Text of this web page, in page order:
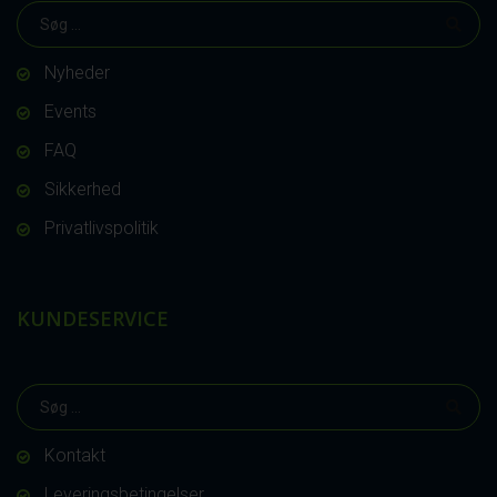
Nyheder
Events
FAQ
Sikkerhed
Privatlivspolitik
KUNDESERVICE
Kontakt